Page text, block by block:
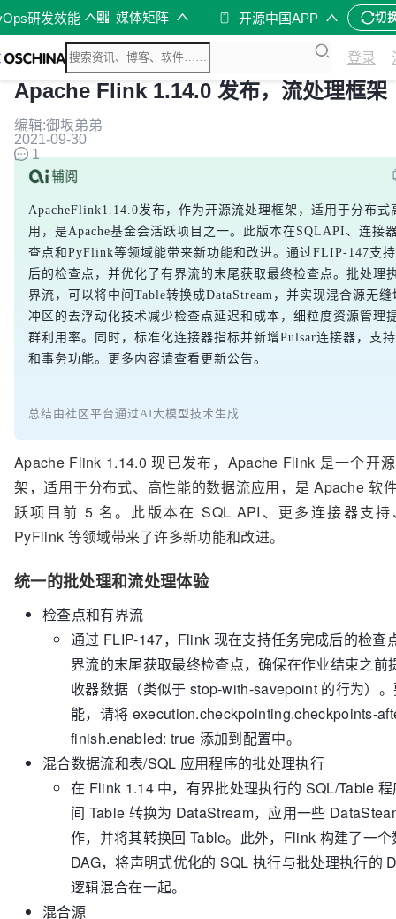
研发效能 媒体矩阵 开源中国APP 切
登录
Apache Flink 1.14.0 发布，流处理框架
编辑:御坂弟弟
2021-09-30
1
ApacheFlink1.14.0发布，作为开源流处理框架，适用于分布式
用，是Apache基金会活跃项目之一。此版本在SQLAPI、连接
查点和PyFlink等领域能带来新功能和改进。通过FLIP-147支
后的检查点，并优化了有界流的末尾获取最终检查点。批处理
界流，可以将中间Table转换成DataStream，并实现混合源无
冲区的去浮动化技术减少检查点延迟和成本，细粒度资源管理
群利用率。同时，标准化连接器指标并新增Pulsar连接器，支
和事务功能。更多内容请查看更新公告。
总结由社区平台通过AI大模型技术生成
Apache Flink 1.14.0 现已发布，Apache Flink 是一个开
架，适用于分布式、高性能的数据流应用，是 Apache 软
跃项目前 5 名。此版本在 SQL API、更多连接器支
PyFlink 等领域带来了许多新功能和改进。
统一的批处理和流处理体验
检查点和有界流
通过 FLIP-147，Flink 现在支持任务完成后的检查
界流的末尾获取最终检查点，确保在作业结束之前
收器数据（类似于 stop-with-savepoint 的行为）
能，请将 execution.checkpointing.checkpoints-
finish.enabled: true 添加到配置中。
混合数据流和表/SQL 应用程序的批处理执行
在 Flink 1.14 中，有界批处理执行的 SQL/Table
间 Table 转换为 DataStream，应用一些
作，并将其转换回 Table。此外，Flink 构建了一个
DAG，将声明式优化的 SQL 执行与批处理执行的
逻辑混合在一起。
混合源